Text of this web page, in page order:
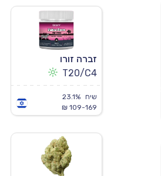
זברה זורו
T20/C4
שיח
23.1%
109-169 ₪